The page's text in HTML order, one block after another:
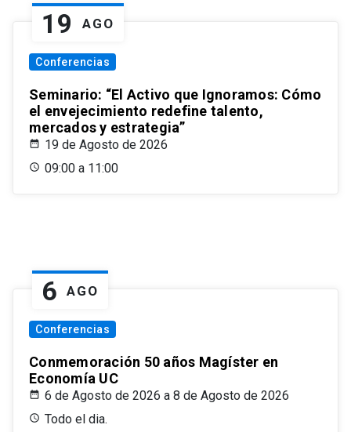
19 AGO
Conferencias
Seminario: “El Activo que Ignoramos: Cómo
el envejecimiento redefine talento,
mercados y estrategia”
19 de Agosto de 2026
09:00 a 11:00
6 AGO
Conferencias
Conmemoración 50 años Magíster en
Economía UC
6 de Agosto de 2026 a 8 de Agosto de 2026
Todo el dia.